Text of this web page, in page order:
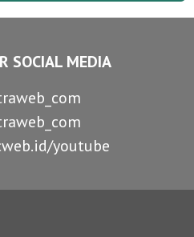
SOCIAL MEDIA
youtube